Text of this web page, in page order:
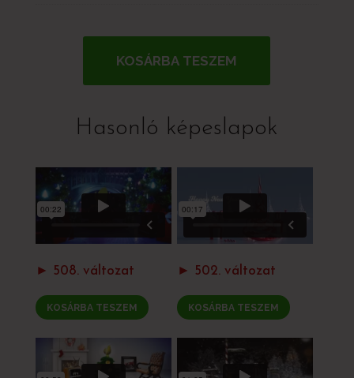
KOSÁRBA TESZEM
Hasonló képeslapok
► 508. változat
KOSÁRBA TESZEM
► 502. változat
KOSÁRBA TESZEM